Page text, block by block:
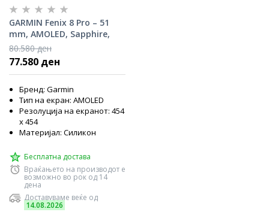
GARMIN Fenix 8 Pro – 51
mm, AMOLED, Sapphire,
Titanium, Graphite/Black
Silicone Band, 010-03199-11
80.580 ден
77.580 ден
Бренд: Garmin
Тип на екран: AMOLED
Резолуција на екранот: 454
x 454
Материјал: Силикон
Бесплатна достава
Враќањето на производот е
возможно во рок од 14
дена
Доставуваме веќе од
14.08.2026